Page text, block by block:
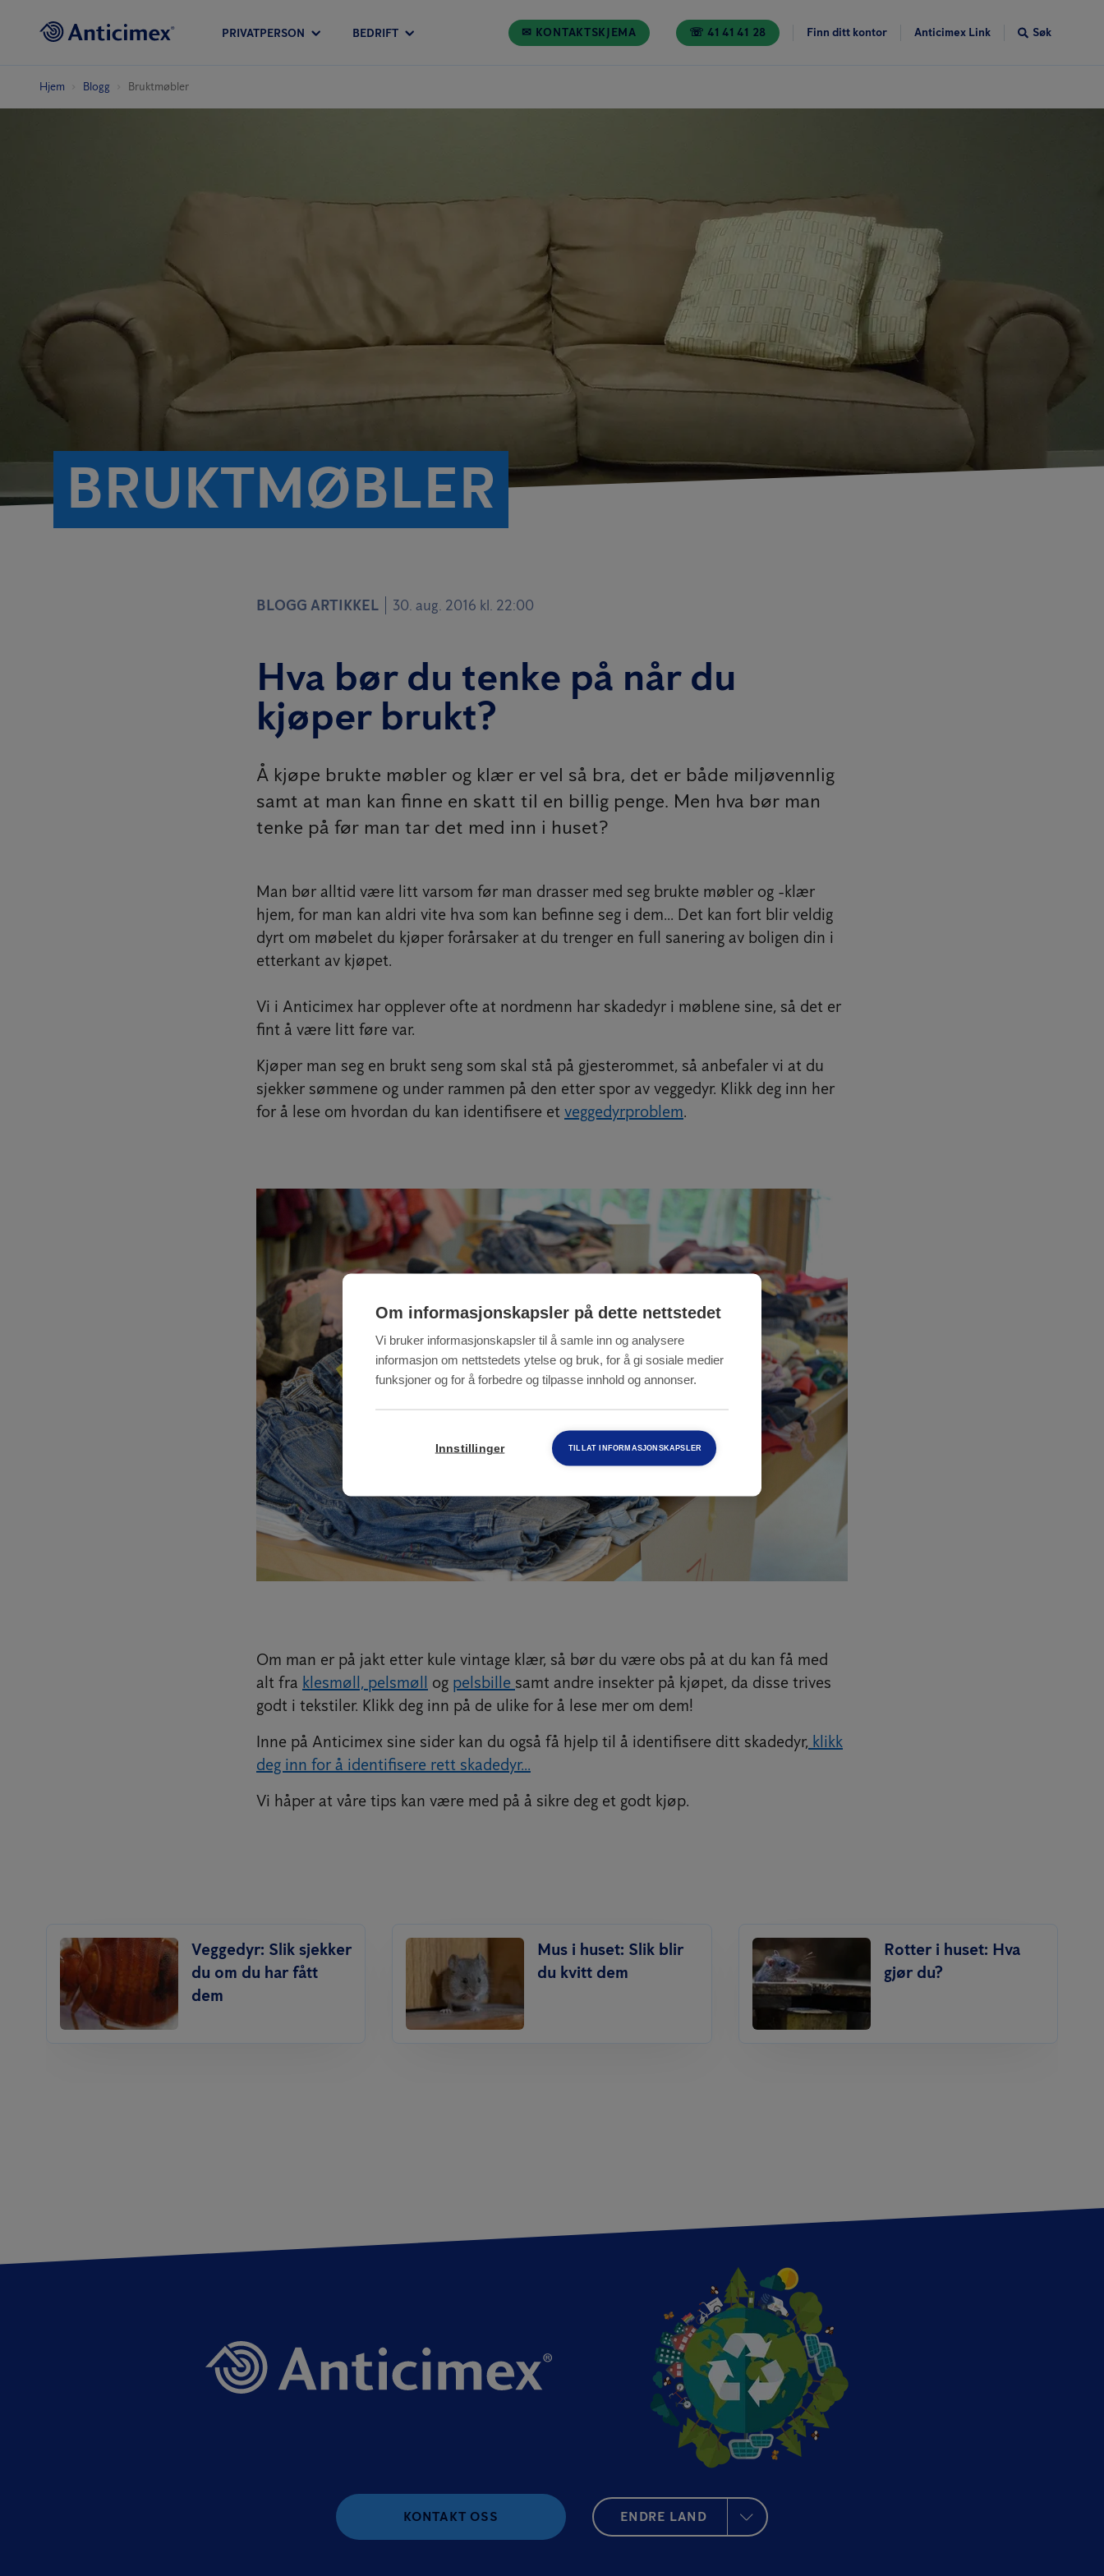
PRIVATPERSON BEDRIFT ✉ KONTAKTSKJEMA ☏ 41 41 41 28 Finn ditt kontor Anticimex Link Søk
Hjem Blogg Bruktmøbler
BRUKTMØBLER
BLOGG ARTIKKEL 30. aug. 2016 kl. 22:00
Hva bør du tenke på når du
kjøper brukt?
Å kjøpe brukte møbler og klær er vel så bra, det er både miljøvennlig
samt at man kan finne en skatt til en billig penge. Men hva bør man
tenke på før man tar det med inn i huset?
Man bør alltid være litt varsom før man drasser med seg brukte møbler og -klær
hjem, for man kan aldri vite hva som kan befinne seg i dem... Det kan fort blir veldig
dyrt om møbelet du kjøper forårsaker at du trenger en full sanering av boligen din i
etterkant av kjøpet.
Vi i Anticimex har opplever ofte at nordmenn har skadedyr i møblene sine, så det er
fint å være litt føre var.
Kjøper man seg en brukt seng som skal stå på gjesterommet, så anbefaler vi at du
sjekker sømmene og under rammen på den etter spor av veggedyr. Klikk deg inn her
for å lese om hvordan du kan identifisere et veggedyrproblem.
Om man er på jakt etter kule vintage klær, så bør du være obs på at du kan få med
alt fra klesmøll, pelsmøll og pelsbille samt andre insekter på kjøpet, da disse trives
godt i tekstiler. Klikk deg inn på de ulike for å lese mer om dem!
Inne på Anticimex sine sider kan du også få hjelp til å identifisere ditt skadedyr, klikk
deg inn for å identifisere rett skadedyr...
Vi håper at våre tips kan være med på å sikre deg et godt kjøp.
Veggedyr: Slik sjekker
du om du har fått
dem
Mus i huset: Slik blir
du kvitt dem
Rotter i huset: Hva
gjør du?
KONTAKT OSS ENDRE LAND
Om informasjonskapsler på dette nettstedet
Vi bruker informasjonskapsler til å samle inn og analysere
informasjon om nettstedets ytelse og bruk, for å gi sosiale medier
funksjoner og for å forbedre og tilpasse innhold og annonser.
Innstillinger TILLAT INFORMASJONSKAPSLER